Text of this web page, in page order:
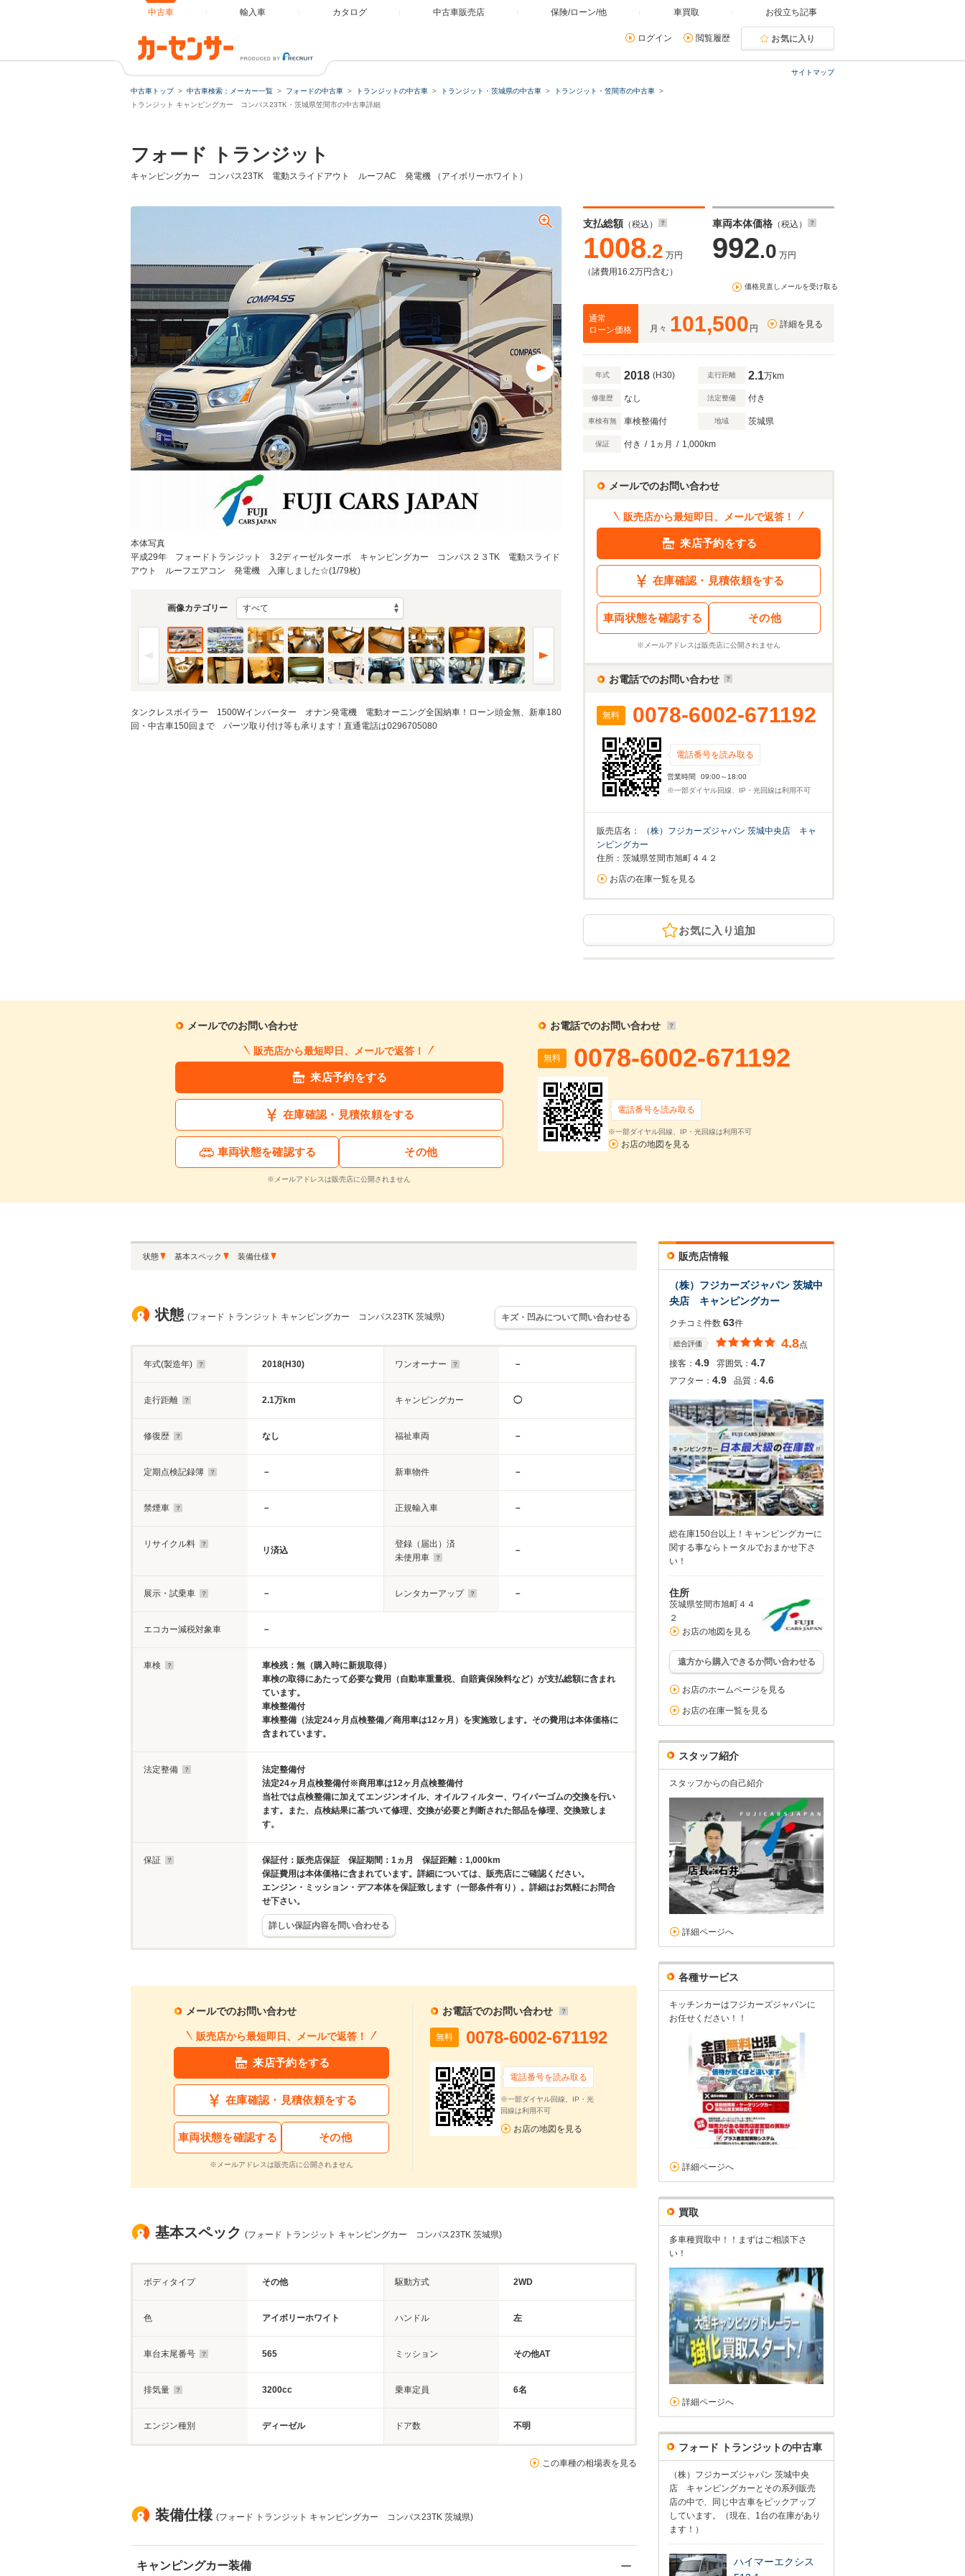
中古車 輸入車 カタログ 中古車販売店 保険/ローン/他 車買取 お役立ち記事
ログイン 閲覧履歴 お気に入り
サイトマップ
中古車トップ 中古車検索：メーカー一覧 フォードの中古車 トランジットの中古車 トランジット・茨城県の中古車
トランジット・笠間市の中古車
トランジット キャンピングカー コンパス23TK・茨城県笠間市の中古車詳細
フォード トランジット
キャンピングカー コンパス23TK 電動スライドアウト ルーフAC 発電機 （アイボリーホワイト）
本体写真
平成29年 フォードトランジット 3.2ディーゼルターボ キャンピングカー コンパス２３TK 電動スライド
アウト ルーフエアコン 発電機 入庫しました☆(1/79枚)
画像カテゴリー
タンクレスボイラー 1500Wインバーター オナン発電機 電動オーニング全国納車！ローン頭金無、新車180
回・中古車150回まで パーツ取り付け等も承ります！直通電話は0296705080
支払総額 （税込）
1008.2 万円
（諸費用16.2万円含む）
車両本体価格 （税込）
992.0 万円
価格見直しメールを受け取る
通常
ローン価格
月々 101,500 円 詳細を見る
年式 2018 (H30) 走行距離 2.1万km
修復歴 なし 法定整備 付き
車検有無 車検整備付 地域 茨城県
保証 付き / 1ヵ月 / 1,000km
メールでのお問い合わせ
販売店から最短即日、メールで返答！
来店予約をする
在庫確認・見積依頼をする
車両状態を確認する その他
※メールアドレスは販売店に公開されません
お電話でのお問い合わせ
無料 0078-6002-671192
電話番号を読み取る
営業時間
09:00～18:00
※一部ダイヤル回線、IP・光回線は利用不可
販売店名：
（株）フジカーズジャパン 茨城中央店 キャ
ンピングカー
住所：茨城県笠間市旭町４４２
お店の在庫一覧を見る
お気に入り追加
メールでのお問い合わせ
販売店から最短即日、メールで返答！
来店予約をする
在庫確認・見積依頼をする
車両状態を確認する その他
※メールアドレスは販売店に公開されません
お電話でのお問い合わせ
無料 0078-6002-671192
電話番号を読み取る
※一部ダイヤル回線、IP・光回線は利用不可
お店の地図を見る
状態 基本スペック 装備仕様
状態 (フォード トランジット キャンピングカー コンパス23TK 茨城県) キズ・凹みについて問い合わせる
年式(製造年) 2018(H30) ワンオーナー －
走行距離 2.1万km キャンピングカー ◯
修復歴 なし 福祉車両 －
定期点検記録簿 － 新車物件 －
禁煙車 － 正規輸入車 －
リサイクル料
リ済込
登録（届出）済
未使用車
－
展示・試乗車 － レンタカーアップ －
エコカー減税対象車 －
車検
車検残：無（購入時に新規取得）
車検の取得にあたって必要な費用（自動車重量税、自賠責保険料など）が支払総額に含まれ
ています。
車検整備付
車検整備（法定24ヶ月点検整備／商用車は12ヶ月）を実施致します。その費用は本体価格に
含まれています。
法定整備
法定整備付
法定24ヶ月点検整備付※商用車は12ヶ月点検整備付
当社では点検整備に加えてエンジンオイル、オイルフィルター、ワイパーゴムの交換を行い
ます。また、点検結果に基づいて修理、交換が必要と判断された部品を修理、交換致しま
す。
保証
保証付：販売店保証 保証期間：1ヵ月 保証距離：1,000km
保証費用は本体価格に含まれています。詳細については、販売店にご確認ください。
エンジン・ミッション・デフ本体を保証致します（一部条件有り）。詳細はお気軽にお問合
せ下さい。
詳しい保証内容を問い合わせる
メールでのお問い合わせ
販売店から最短即日、メールで返答！
来店予約をする
在庫確認・見積依頼をする
車両状態を確認する その他
※メールアドレスは販売店に公開されません
お電話でのお問い合わせ
無料 0078-6002-671192
電話番号を読み取る
※一部ダイヤル回線、IP・光
回線は利用不可
お店の地図を見る
基本スペック (フォード トランジット キャンピングカー コンパス23TK 茨城県)
ボディタイプ その他 駆動方式 2WD
色 アイボリーホワイト ハンドル 左
車台末尾番号 565 ミッション その他AT
排気量 3200cc 乗車定員 6名
エンジン種別 ディーゼル ドア数 不明
この車種の相場表を見る
装備仕様 (フォード トランジット キャンピングカー コンパス23TK 茨城県)
キャンピングカー装備
販売店情報
（株）フジカーズジャパン 茨城中
央店 キャンピングカー
クチコミ件数 63件
総合評価 4.8点
接客： 4.9 雰囲気： 4.7
アフター： 4.9 品質： 4.6
総在庫150台以上！キャンピングカーに
関する事ならトータルでおまかせ下さ
い！
住所
茨城県笠間市旭町４４
２
お店の地図を見る
遠方から購入できるか問い合わせる
お店のホームページを見る
お店の在庫一覧を見る
スタッフ紹介
スタッフからの自己紹介
詳細ページへ
各種サービス
キッチンカーはフジカーズジャパンに
お任せください！！
詳細ページへ
買取
多車種買取中！！まずはご相談下さ
い！
詳細ページへ
フォード トランジットの中古車
（株）フジカーズジャパン 茨城中央
店 キャンピングカーとその系列販売
店の中で、同じ中古車をピックアップ
しています。（現在、1台の在庫があり
ます！）
ハイマーエクシス
ローンシミュレーター
ローン種類
借入額
本体価格 自由に設定
物件価格 万円
頭金 万円
1008
支払回数・金利・ボーナス払い
支払回数
返済期間
金利 %
※金利は参考値です。実店舗での金利は異なる場合がありますのでご注意ください。
10.2
割賦販売価格内訳
※シミュレーション結果は入力された条件で算出した概算金額となります。お支払い金額の目安としてご利用ください。
※シミュレーションしたローン金利は参考値です。実店舗での金利は異なる場合があります。
通常ローン・支払総額 で計算
月々の
支払額 10.2 割賦販売価格： 1219.2 万円
シミュレーション結果を見る
この中古車に関するお問い合わせ
トランジット キャンピングカー コンパス23TK 電動スライドアウト ルーフAC 発電機
1008.2万円
車両本体価格
992.0 2018
走行距離